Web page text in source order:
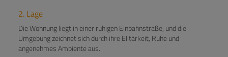
2. Lage
Die Wohnung liegt in einer ruhigen Einbahnstraße, und die
Umgebung zeichnet sich durch ihre Elitärkeit, Ruhe und
angenehmes Ambiente aus.